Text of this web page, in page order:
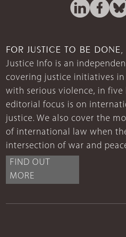
FOR JUSTICE TO BE DONE,
Justice Info is an
covering justice initiatives
with serious violence, in five
editorial focus is on
justice. We also cover the
of international law when
intersection of war and
FIND OUT
MORE